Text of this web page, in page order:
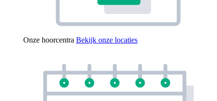
Onze hoorcentra Bekijk onze locaties